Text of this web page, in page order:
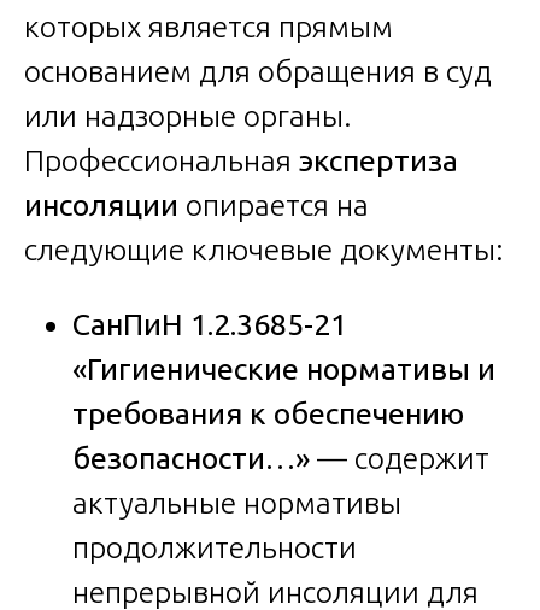
которых является прямым
основанием для обращения в суд
или надзорные органы.
Профессиональная экспертиза
инсоляции опирается на
следующие ключевые документы:
СанПиН 1.2.3685-21
«Гигиенические нормативы и
требования к обеспечению
безопасности…» — содержит
актуальные нормативы
продолжительности
непрерывной инсоляции для